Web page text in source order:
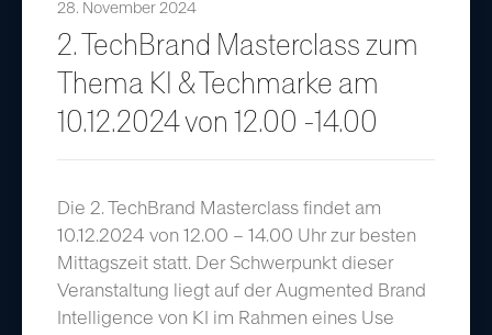
28. November 2024
2. TechBrand Masterclass zum
Thema KI & Techmarke am
10.12.2024 von 12.00 -14.00
Die 2. TechBrand Masterclass findet am
10.12.2024 von 12.00 – 14.00 Uhr zur besten
Mittagszeit statt. Der Schwerpunkt dieser
Veranstaltung liegt auf der Augmented Brand
Intelligence von KI im Rahmen eines Use